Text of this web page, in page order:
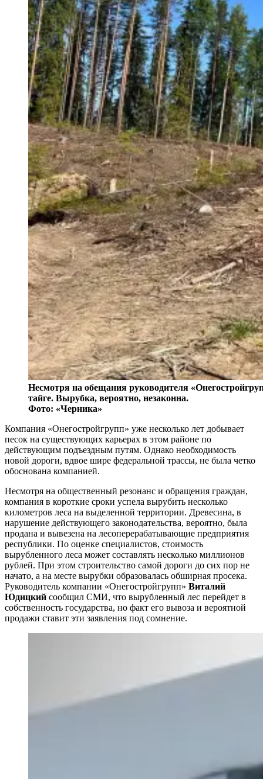
Несмотря на обещания руководителя
тайге. Вырубка, вероятно, незаконна.
Фото: «Черника»
Компания «Онегостройгрупп» уже несколько лет добывает
песок на существующих карьерах в этом районе по
действующим подъездным путям. Однако необходимость
новой дороги, вдвое шире федеральной трассы, не была четко
обоснована компанией.
Несмотря на общественный резонанс и обращения граждан,
компания в короткие сроки успела вырубить несколько
километров леса на выделенной территории. Древесина, в
нарушение действующего законодательства, вероятно, была
продана и вывезена на лесоперерабатывающие предприятия
республики. По оценке специалистов, стоимость
вырубленного леса может составлять несколько миллионов
рублей. При этом строительство самой дороги до сих пор не
начато, а на месте вырубки образовалась обширная просека.
Руководитель компании «Онегостройгрупп» Виталий
Юдицкий сообщил СМИ, что вырубленный лес перейдет в
собственность государства, но факт его вывоза и вероятной
продажи ставит эти заявления под сомнение.